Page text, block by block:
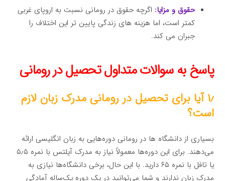
حقوق و مزایا: اگرچه حقوق در رومانی نسبت به اروپای غربی
کمتر است، اما هزینه های زندگی پایین تر این اختلاف را
جبران می کند.
پاسخ به سوالات متداول تحصیل در رومانی
۱٫ آیا برای تحصیل در رومانی مدرک زبان لازم
است؟
بسیاری از دانشگاه ها در رومانی دوره‌هایی به زبان انگلیسی ارائه
می‌دهند. برای این دوره‌ها معمولاً نیاز به مدرک آیلتس با نمره ۵٫۵
یا تافل با نمره ۶۵ دارید. با این حال، برخی دانشگاه‌ها نیازی به
مدرک زبان ندارند و شما می‌توانید در یک دوره یک‌ساله آمادگی